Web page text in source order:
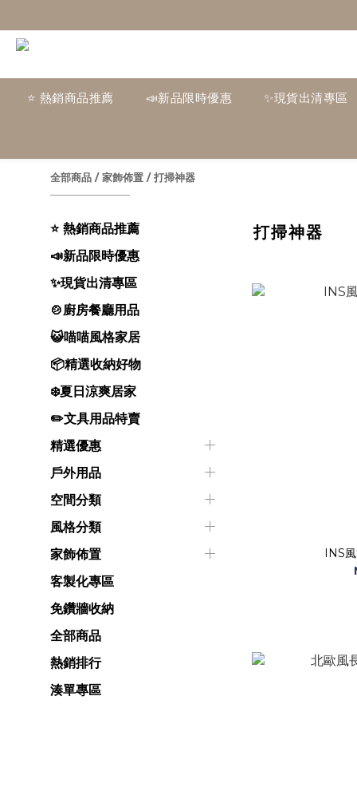
⭐ 熱銷商品推薦 📣新品限時優惠 ✨現貨出清專區
全部商品 /家飾佈置 /打掃神器
⭐ 熱銷商品推薦
📣新品限時優惠
✨現貨出清專區
🍲廚房餐廳用品
😺喵喵風格家居
📦精選收納好物
❄️夏日涼爽居家
✏️文具用品特賣
精選優惠
戶外用品
空間分類
風格分類
家飾佈置
客製化專區
免鑽牆收納
全部商品
熱銷排行
湊單專區
打掃神器
INS